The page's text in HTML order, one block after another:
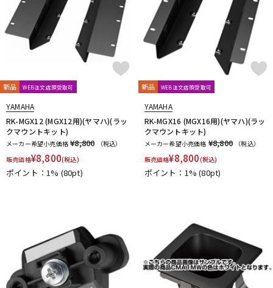
新品 WEB注文店頭受取可
YAMAHA
RK-MGX12 (MGX12用)(ヤマハ)(ラッ
クマウントキット)
メーカー希望小売価格 ¥8,800
（税込）
販売価格¥8,800(税込)
ポイント：1% (80pt)
新品 WEB注文店頭受取可
YAMAHA
RK-MGX16 (MGX16用)(ヤマハ)(ラッ
クマウントキット)
メーカー希望小売価格 ¥8,800
（税込）
販売価格¥8,800(税込)
ポイント：1%(80pt)